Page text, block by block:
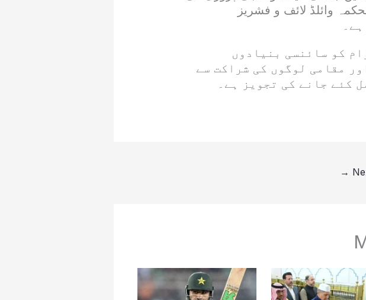
کہا کہ مالی سال2026-27 میں محکمہ وائلڈ لائف و فشریز
کو سائنسی بنیادوں
مقامی لوگوں کی شراکت سے
کئے جانے کی تجویز ہے۔
→